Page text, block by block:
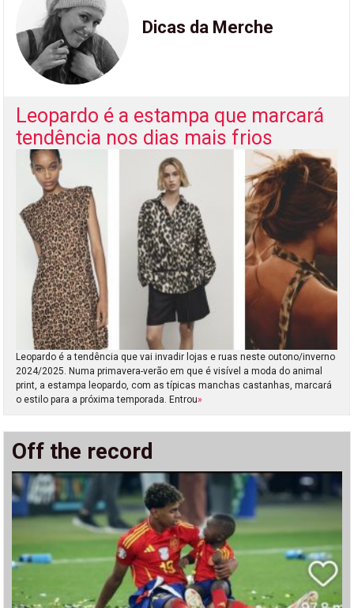
Dicas da Merche
Leopardo é a estampa que marcará
tendência nos dias mais frios
Leopardo é a tendência que vai invadir lojas e ruas neste outono/inverno
2024/2025. Numa primavera-verão em que é visível a moda do animal
print, a estampa leopardo, com as típicas manchas castanhas, marcará
o estilo para a próxima temporada. Entrou»
Off the record